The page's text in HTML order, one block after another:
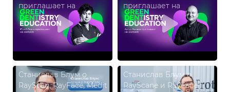
приглашает на
конгресс GREEN
DENTISTRY EDUCATION
приглашает на
конгресс GREEN
DENTISTRY EDUCATION
Станислав Блум о
RayScan, RayFace, Medit
Станислав Блум о
RayScane и RayFace